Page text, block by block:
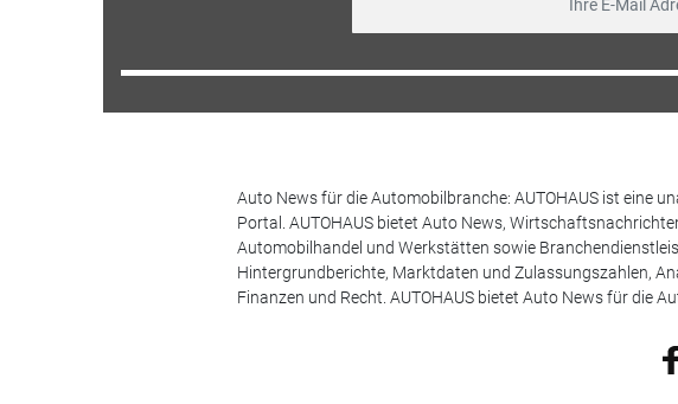
Auto News für die Automobilbranche: AUTOHAUS ist eine
Portal. AUTOHAUS bietet Auto News,
Automobilhandel und Werkstätten sowie
Hintergrundberichte, Marktdaten und Zulassungszahlen,
Finanzen und Recht. AUTOHAUS bietet Auto News für die